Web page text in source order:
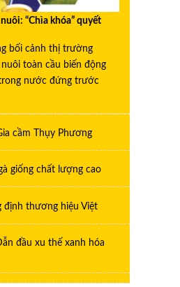
“Chìa khóa” quyết
bối cảnh thị trường
toàn cầu biến động
nước đứng trước
cầm Thụy Phương
giống chất lượng cao
định thương hiệu Việt
đầu xu thế xanh hóa